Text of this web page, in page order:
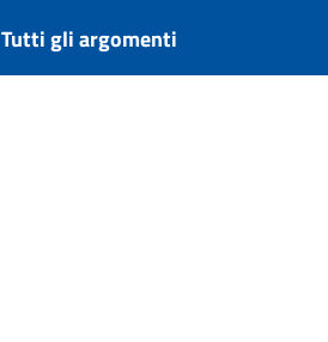
Tutti gli argomenti